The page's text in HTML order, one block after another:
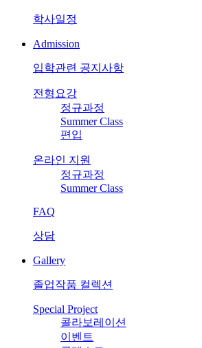
학사일정
Admission
입학관련 공지사항
전형요강
정규과정
Summer Class
편입
온라인 지원
정규과정
Summer Class
FAQ
상담
Gallery
졸업작품 컬렉션
Special Project
콜라보레이션
이벤트